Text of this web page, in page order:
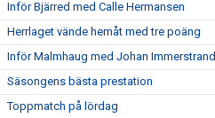
Inför Bjärred med Calle Hermansen
Herrlaget vände hemåt med tre poäng
Inför Malmhaug med Johan Immerstrand
Säsongens bästa prestation
Toppmatch på lördag